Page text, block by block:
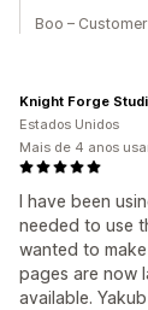
Boo –
I have been
needed to use
wanted to
pages are now
available.
Knight Forge
Estados Unidos
Mais de 4 anos